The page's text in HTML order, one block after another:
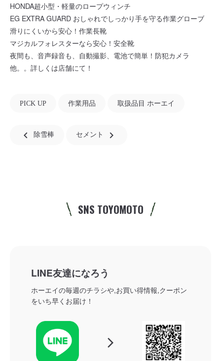
HONDA超小型・軽量のロープウィンチ
EG EXTRA GUARD おしゃれでしっかり手を守る作業グローブ
滑りにくいから安心！作業長靴
マジカルフォレスターなら安心！安全靴
夜間も、音声録音も、自動撮影、電池で簡単！防犯カメラ
他。。詳しくは店舗にて！
PICK UP 作業用品 取扱品目 ホーエイ
chevron_left 除雪棒 セメント navigate_next
SNS TOYOMOTO
LINE友達になろう
ホーエイの毎週のチラシや,お買い得情報,クーポン
をいち早くお届け！
arrow_forward_ios